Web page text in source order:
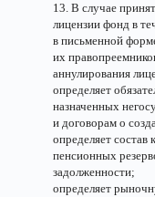
13. В случае
лицензии фонд в
в письменной
их
аннулирования
определяет
назначенных
и договорам о
определяет состав
пенсионных
задолженности;
определяет